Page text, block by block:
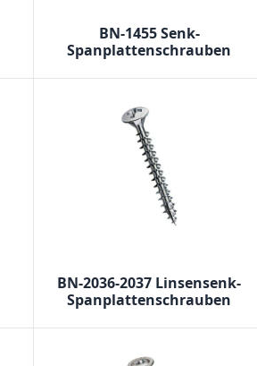
BN-1455 Senk-
Spanplattenschrauben
BN-2036-2037 Linsensenk-
Spanplattenschrauben